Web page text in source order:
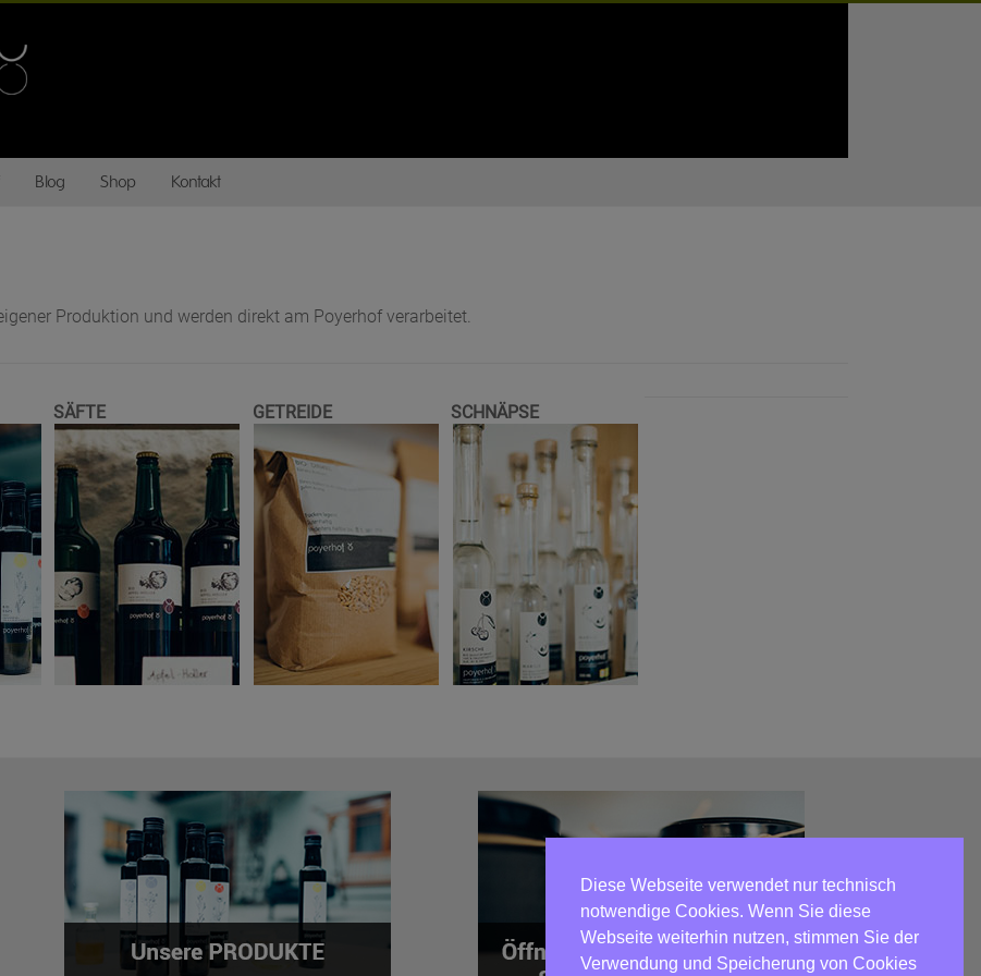
Blog Shop Kontakt
Produktion und werden direkt am Poyerhof verarbeitet.
SÄFTE GETREIDE SCHNÄPSE
Diese Webseite verwendet nur technisch
notwendige Cookies. Wenn Sie diese
Webseite weiterhin nutzen, stimmen Sie der
Verwendung und Speicherung von Cookies